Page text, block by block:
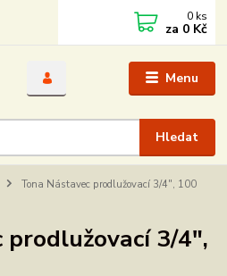
Menu
Hledat
0 ks
za 0 Kč
Tona Nástavec prodlužovací 3/4", 100
prodlužovací 3/4",